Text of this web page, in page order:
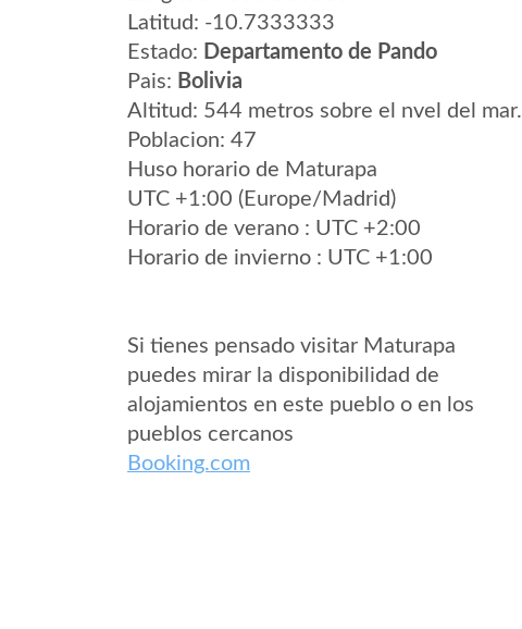
Latitud: -10.7333333
Estado: Departamento de Pando
Pais: Bolivia
Altitud: 544 metros sobre el nvel del mar.
Poblacion: 47
Huso horario de Maturapa
UTC +1:00 (Europe/Madrid)
Horario de verano : UTC +2:00
Horario de invierno : UTC +1:00
Si tienes pensado visitar Maturapa
puedes mirar la disponibilidad de
alojamientos en este pueblo o en los
pueblos cercanos
Booking.com